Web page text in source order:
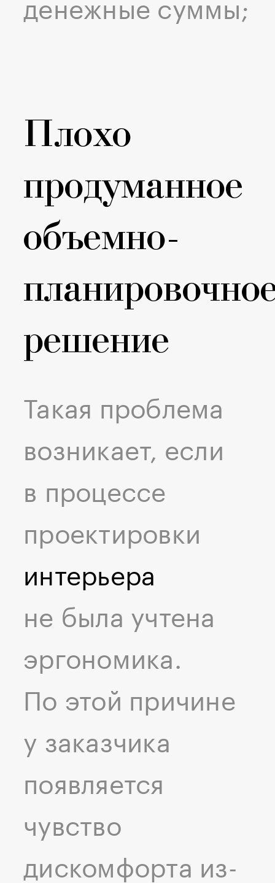
денежные суммы;
Плохо
продуманное
объемно-
решение
Такая проблема
возникает, если
в процессе
проектировки
интерьера
не была учтена
эргономика.
По этой причине
у заказчика
появляется
чувство
дискомфорта из-